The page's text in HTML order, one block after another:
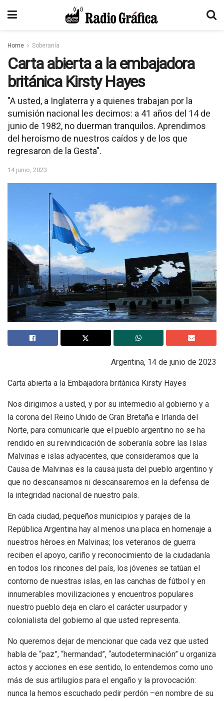
Home Soberanía
Carta abierta a la embajadora
británica Kirsty Hayes
"A usted, a Inglaterra y a quienes trabajan por la
sumisión nacional les decimos: a 41 años del 14 de
junio de 1982, no duerman tranquilos. Aprendimos
del heroísmo de nuestros caídos y de los que
regresaron de la Gesta".
14 junio, 2023
Argentina, 14 de junio de 2023
Carta abierta a la Embajadora británica Kirsty Hayes
Nos dirigimos a usted, y por su intermedio al gobierno y a
la corona del Reino Unido de Gran Bretaña e Irlanda del
Norte, para comunicarle que el pueblo argentino no se ha
rendido en su reivindicación de soberanía sobre las Islas
Malvinas e islas adyacentes, que consideramos que la
Causa de Malvinas es la causa justa del pueblo argentino y
que no descansamos ni descansaremos en la defensa de
la integridad nacional de nuestro país.
En cada ciudad, pequeños municipios y parajes de la
República Argentina hay al menos una placa en homenaje a
nuestros héroes en Malvinas; los veteranos de guerra
reciben el apoyo, cariño y reconocimiento de la ciudadanía
en todos los rincones del país, los jóvenes se tatúan el
contorno de nuestras islas, en las canchas de fútbol y en
innumerables movilizaciones y encuentros populares
nuestro pueblo deja en claro el carácter usurpador y
colonialista del gobierno al que usted representa.
No queremos dejar de mencionar que cada vez que usted
habla de “paz”, “hermandad”, “autodeterminación” u organiza
actos y acciones en ese sentido, lo entendemos como uno
más de sus artilugios para el engaño y la provocación:
nunca la hemos escuchado pedir perdón –en nombre de su